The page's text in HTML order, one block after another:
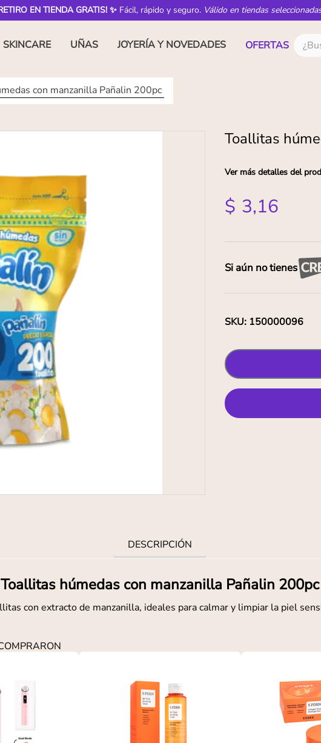
EN TIENDA GRATIS! ✨ Fácil, rápido y seguro. Válido en tiendas
SKINCARE UÑAS JOYERÍA Y NOVEDADES OFERTAS
con manzanilla Pañalin 200pc
Toallitas
Ver más detalles del
$ 3,16
Si aún no tienes
SKU: 150000096
DESCRIPCIÓN
Toallitas húmedas con manzanilla Pañalin 200pc
con extracto de manzanilla, ideales para calmar y limpiar la piel